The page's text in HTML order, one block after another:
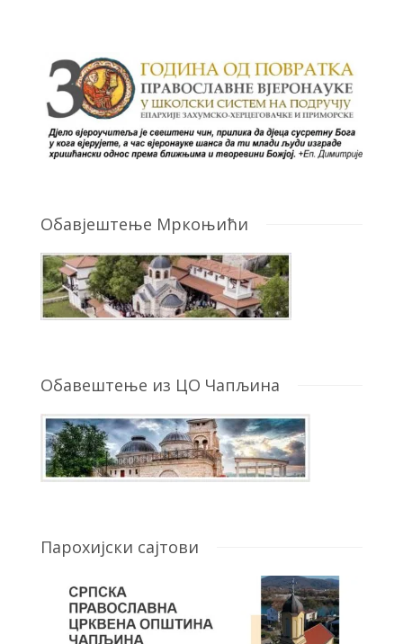
Обавјештење Мркоњићи
Обавештење из ЦО Чапљина
Парохијски сајтови